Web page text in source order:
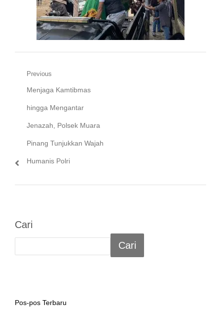
Navigasi
pos
Previous
Previous
post:
Menjaga Kamtibmas
hingga Mengantar
Jenazah, Polsek Muara
Pinang Tunjukkan Wajah
Humanis Polri
Cari
Cari
Pos-pos Terbaru